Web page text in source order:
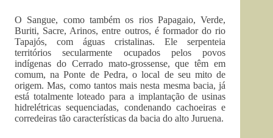
O Sangue, como também os rios Papagaio, Verde,
Buriti, Sacre, Arinos, entre outros, é formador do rio
Tapajós, com águas cristalinas. Ele serpenteia
territórios secularmente ocupados pelos povos
indígenas do Cerrado mato-grossense, que têm em
comum, na Ponte de Pedra, o local de seu mito de
origem. Mas, como tantos mais nesta mesma bacia, já
está totalmente loteado para a implantação de usinas
hidrelétricas sequenciadas, condenando cachoeiras e
corredeiras tão características da bacia do alto Juruena.